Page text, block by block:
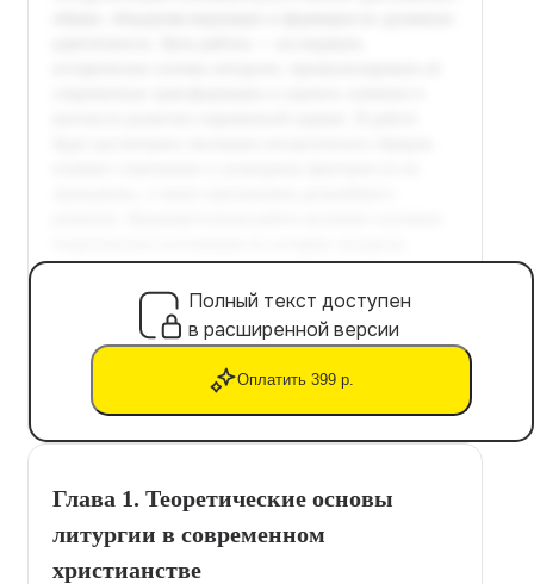
Полный текст доступен
в расширенной версии
Оплатить 399 р.
Глава 1. Теоретические основы
литургии в современном
христианстве